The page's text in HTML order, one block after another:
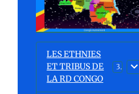
LES ETHNIES
ET TRIBUS DE
LA RD CONGO
37